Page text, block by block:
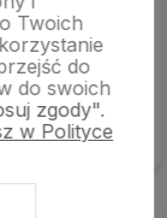
Twoich
do
do swoich
zgody".
w Polityce